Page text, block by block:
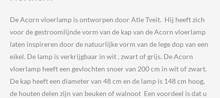
De Acorn vloerlamp is ontworpen door Atle Tveit. Hij heeft zich
voor de gestroomlijnde vorm van de kap van de Acorn vloerlamp
laten inspireren door de natuurlijke vorm van de lege dop van een
eikel. De lamp is verkrijgbaar in wit , zwart of grijs. De Acorn
vloerlamp heeft een gevlochten snoer van 200 cm in wit of zwart.
De kap heeft een diameter van 48 cm en de lamp is 148 cm hoog,
de houten delen zijn van beuken of walnoot Een voordeel is dat u